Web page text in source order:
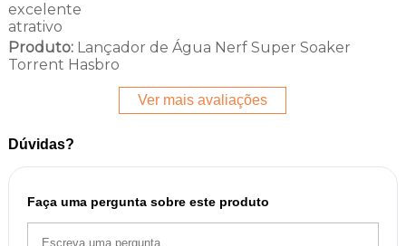
excelente
atrativo
Produto:Lançador de Água Nerf Super Soaker
Torrent Hasbro
Ver mais avaliações
Dúvidas?
Faça uma pergunta sobre este produto